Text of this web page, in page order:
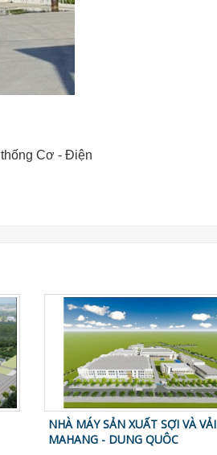
Cơ - Điện
NHÀ MÁY SẢN XUẤT SỢI VÀ VẢI
MAHANG - DUNG QUÔC